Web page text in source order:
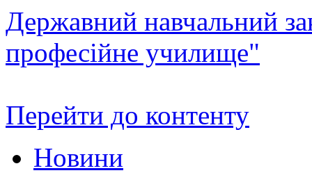
Державний навчальний
професійне училище"
Перейти до контенту
Новини